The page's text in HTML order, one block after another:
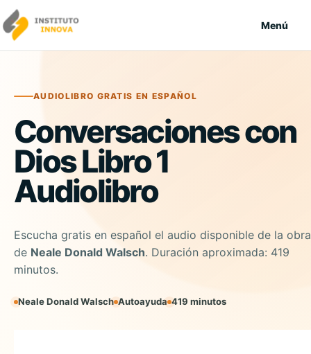
Saltar al contenido
Menú
AUDIOLIBRO GRATIS EN ESPAÑOL
Conversaciones con
Dios Libro 1
Audiolibro
Escucha gratis en español el audio disponible de la obra
de Neale Donald Walsch. Duración aproximada: 419
minutos.
Neale Donald Walsch Autoayuda 419 minutos